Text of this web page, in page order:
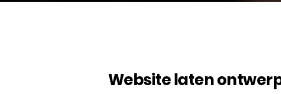
Website laten